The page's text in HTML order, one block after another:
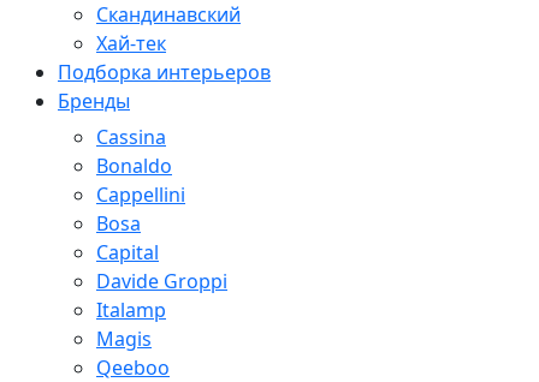
Скандинавский
Хай-тек
Подборка интерьеров
Бренды
Cassina
Bonaldo
Cappellini
Bosa
Capital
Davide Groppi
Italamp
Magis
Qeeboo